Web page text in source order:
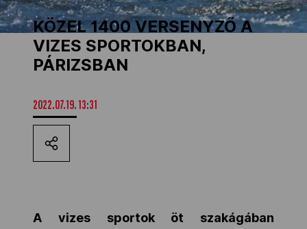
Los Angeles 2028
Kettőskarrier-program
KÖZEL 1400 VERSENYZŐ A
VIZES SPORTOKBAN,
PÁRIZSBAN
2022.07.19. 13:31
A vizes sportok öt szakágában